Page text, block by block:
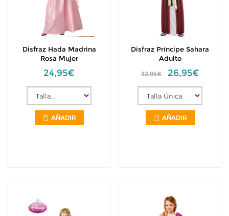
Disfraz Hada Madrina
Rosa Mujer
24,95€
AÑADIR
Disfraz Príncipe Sahara
Adulto
32,95€ 26,95€
AÑADIR